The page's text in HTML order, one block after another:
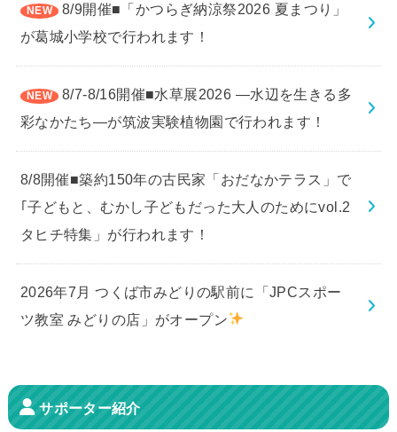
8/9開催■「かつらぎ納涼祭2026 夏まつり」
が葛城小学校で行われます！
8/7-8/16開催■水草展2026 ―水辺を生きる多
彩なかたち―が筑波実験植物園で行われます！
8/8開催■築約150年の古民家「おだなかテラス」で
｢子どもと、むかし子どもだった大人のためにvol.2
タヒチ特集」が行われます！
2026年7月 つくば市みどりの駅前に「JPCスポー
ツ教室 みどりの店」がオープン
サポーター紹介